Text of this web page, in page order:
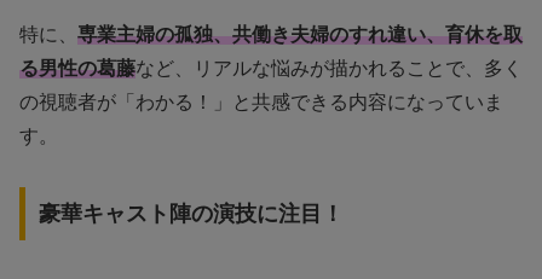
特に、 専業主婦の孤独、共働き夫婦のすれ違い、育休を取
る男性の葛藤など、リアルな悩みが描かれることで、多く
の視聴者が「わかる！」と共感できる内容になっていま
す。
豪華キャスト陣の演技に注目！